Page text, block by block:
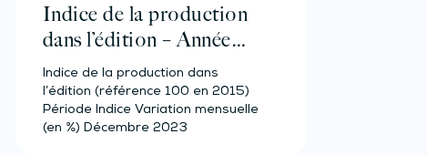
Indice de la production
dans l’édition – Année
2023
Indice de la production dans
l’édition (référence 100 en 2015)
Période Indice Variation mensuelle
(en %) Décembre 2023